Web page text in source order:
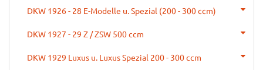
DKW 1926 - 28 E-Modelle u. Spezial (200 - 300 ccm)
DKW 1927 - 29 Z / ZSW 500 ccm
DKW 1929 Luxus u. Luxus Spezial 200 - 300 ccm